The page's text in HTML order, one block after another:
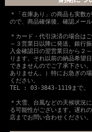
＊「在庫あり」の商品も実数
ので、商品確保後、確認メー
＊カード・代引決済の場合は
～３営業日以降に発送、銀行
入金確認日の翌営業日から２
ります。それ以前の納品希望
できませんのでご了承下さい
ありません。）特にお急ぎの
ください。
TEL : 03-3843-1119まで。
＊大雪、台風などの天候状況
る可能性がございます。遅れ
店までお問い合わせください。